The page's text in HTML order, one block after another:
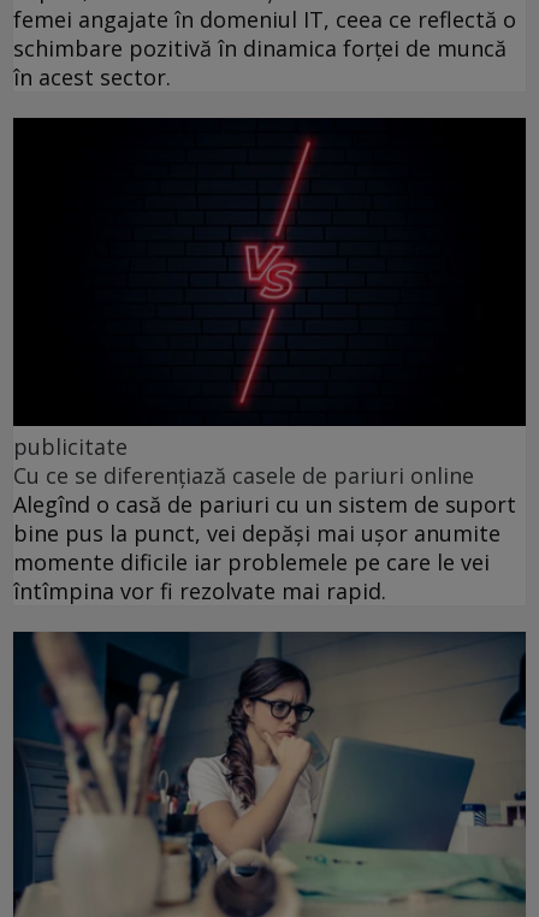
femei angajate în domeniul IT, ceea ce reflectă o
schimbare pozitivă în dinamica forței de muncă
în acest sector.
publicitate
Cu ce se diferențiază casele de pariuri online
Alegînd o casă de pariuri cu un sistem de suport
bine pus la punct, vei depăși mai ușor anumite
momente dificile iar problemele pe care le vei
întîmpina vor fi rezolvate mai rapid.